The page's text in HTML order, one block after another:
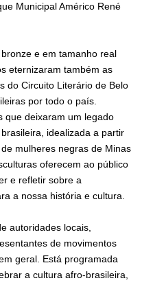
Municipal Américo René
e em tamanho real
eternizaram também as
do Circuito Literário de Belo
por todo o país.
que deixaram um legado
idealizada a partir
mulheres negras de Minas
oferecem ao público
e refletir sobre a
a nossa história e cultura.
autoridades locais,
de movimentos
geral. Está programada
a cultura afro-brasileira,